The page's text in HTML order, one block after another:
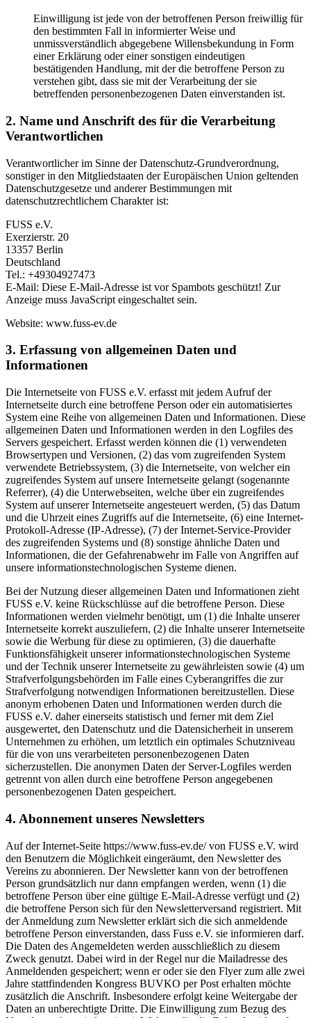
Einwilligung ist jede von der betroffenen Person freiwillig für
den bestimmten Fall in informierter Weise und
unmissverständlich abgegebene Willensbekundung in Form
einer Erklärung oder einer sonstigen eindeutigen
bestätigenden Handlung, mit der die betroffene Person zu
verstehen gibt, dass sie mit der Verarbeitung der sie
betreffenden personenbezogenen Daten einverstanden ist.
2. Name und Anschrift des für die Verarbeitung
Verantwortlichen
Verantwortlicher im Sinne der Datenschutz-Grundverordnung,
sonstiger in den Mitgliedstaaten der Europäischen Union geltenden
Datenschutzgesetze und anderer Bestimmungen mit
datenschutzrechtlichem Charakter ist:
FUSS e.V.
Exerzierstr. 20
13357 Berlin
Deutschland
Tel.: +49304927473
E-Mail: Diese E-Mail-Adresse ist vor Spambots geschützt! Zur
Anzeige muss JavaScript eingeschaltet sein.
Website: www.fuss-ev.de
3. Erfassung von allgemeinen Daten und
Informationen
Die Internetseite von FUSS e.V. erfasst mit jedem Aufruf der
Internetseite durch eine betroffene Person oder ein automatisiertes
System eine Reihe von allgemeinen Daten und Informationen. Diese
allgemeinen Daten und Informationen werden in den Logfiles des
Servers gespeichert. Erfasst werden können die (1) verwendeten
Browsertypen und Versionen, (2) das vom zugreifenden System
verwendete Betriebssystem, (3) die Internetseite, von welcher ein
zugreifendes System auf unsere Internetseite gelangt (sogenannte
Referrer), (4) die Unterwebseiten, welche über ein zugreifendes
System auf unserer Internetseite angesteuert werden, (5) das Datum
und die Uhrzeit eines Zugriffs auf die Internetseite, (6) eine Internet-
Protokoll-Adresse (IP-Adresse), (7) der Internet-Service-Provider
des zugreifenden Systems und (8) sonstige ähnliche Daten und
Informationen, die der Gefahrenabwehr im Falle von Angriffen auf
unsere informationstechnologischen Systeme dienen.
Bei der Nutzung dieser allgemeinen Daten und Informationen zieht
FUSS e.V. keine Rückschlüsse auf die betroffene Person. Diese
Informationen werden vielmehr benötigt, um (1) die Inhalte unserer
Internetseite korrekt auszuliefern, (2) die Inhalte unserer Internetseite
sowie die Werbung für diese zu optimieren, (3) die dauerhafte
Funktionsfähigkeit unserer informationstechnologischen Systeme
und der Technik unserer Internetseite zu gewährleisten sowie (4) um
Strafverfolgungsbehörden im Falle eines Cyberangriffes die zur
Strafverfolgung notwendigen Informationen bereitzustellen. Diese
anonym erhobenen Daten und Informationen werden durch die
FUSS e.V. daher einerseits statistisch und ferner mit dem Ziel
ausgewertet, den Datenschutz und die Datensicherheit in unserem
Unternehmen zu erhöhen, um letztlich ein optimales Schutzniveau
für die von uns verarbeiteten personenbezogenen Daten
sicherzustellen. Die anonymen Daten der Server-Logfiles werden
getrennt von allen durch eine betroffene Person angegebenen
personenbezogenen Daten gespeichert.
4. Abonnement unseres Newsletters
Auf der Internet-Seite https://www.fuss-ev.de/ von FUSS e.V. wird
den Benutzern die Möglichkeit eingeräumt, den Newsletter des
Vereins zu abonnieren. Der Newsletter kann von der betroffenen
Person grundsätzlich nur dann empfangen werden, wenn (1) die
betroffene Person über eine gültige E-Mail-Adresse verfügt und (2)
die betroffene Person sich für den Newsletterversand registriert. Mit
der Anmeldung zum Newsletter erklärt sich die sich anmeldende
betroffene Person einverstanden, dass Fuss e.V. sie informieren darf.
Die Daten des Angemeldeten werden ausschließlich zu diesem
Zweck genutzt. Dabei wird in der Regel nur die Mailadresse des
Anmeldenden gespeichert; wenn er oder sie den Flyer zum alle zwei
Jahre stattfindenden Kongress BUVKO per Post erhalten möchte
zusätzlich die Anschrift. Insbesondere erfolgt keine Weitergabe der
Daten an unberechtigte Dritte. Die Einwilligung zum Bezug des